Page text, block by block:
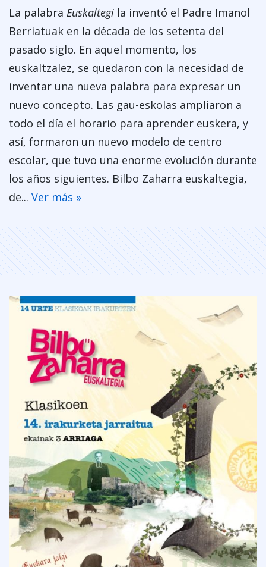
La palabra Euskaltegi la inventó el Padre Imanol
Berriatuak en la década de los setenta del
pasado siglo. En aquel momento, los
euskaltzalez, se quedaron con la necesidad de
inventar una nueva palabra para expresar un
nuevo concepto. Las gau-eskolas ampliaron a
todo el día el horario para aprender euskera, y
así, formaron un nuevo modelo de centro
escolar, que tuvo una enorme evolución durante
los años siguientes. Bilbo Zaharra euskaltegia,
de... Ver más »